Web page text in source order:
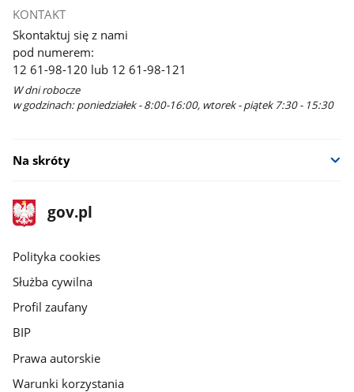
KONTAKT
Skontaktuj się z nami
pod numerem:
12 61-98-120 lub 12 61-98-121
W dni robocze
w godzinach: poniedziałek - 8:00-16:00, wtorek - piątek 7:30 - 15:30
Na skróty
stopka
gov.pl
Strona
gov.pl
gov.pl
Polityka cookies
Służba cywilna
Profil zaufany
BIP
Prawa autorskie
Warunki korzystania